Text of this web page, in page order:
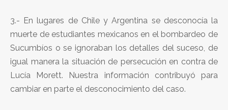
3.- En lugares de Chile y Argentina se desconocía la
muerte de estudiantes mexicanos en el bombardeo de
Sucumbíos o se ignoraban los detalles del suceso, de
igual manera la situación de persecución en contra de
Lucía Morett. Nuestra información contribuyó para
cambiar en parte el desconocimiento del caso.